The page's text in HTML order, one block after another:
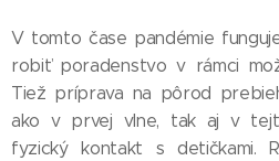
V tomto čase pandémie
robiť poradenstvo v rámci
Tiež príprava na pôrod
ako v prvej vlne, tak aj v
fyzický kontakt s detičkami.